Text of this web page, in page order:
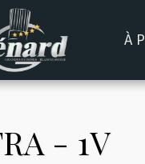
À
- 1V